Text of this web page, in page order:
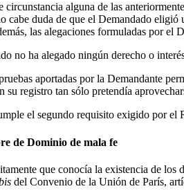
circunstancia alguna de las
duda de que el Demandado eligió
las alegaciones formuladas por el
no ha alegado ningún derecho o
aportadas por la Demandante
registro tan sólo pretendía
el segundo requisito exigido por el
de Dominio de mala fe
que conocía la existencia de
del Convenio de la Unión de París,